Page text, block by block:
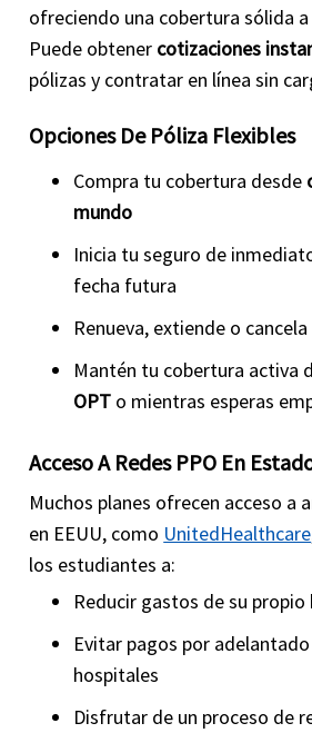
ofreciendo una cobertura sólida
Puede obtener cotizaciones
pólizas y contratar en línea sin
Opciones De Póliza Flexibles
Compra tu cobertura desde
mundo
Inicia tu seguro de
fecha futura
Renueva, extiende o
Mantén tu cobertura activa
OPT o mientras esperas
Acceso A Redes PPO En
Muchos planes ofrecen acceso a
en EEUU, como UnitedHealthcare
los estudiantes a:
Reducir gastos de su propio
Evitar pagos por
hospitales
Disfrutar de un proceso de